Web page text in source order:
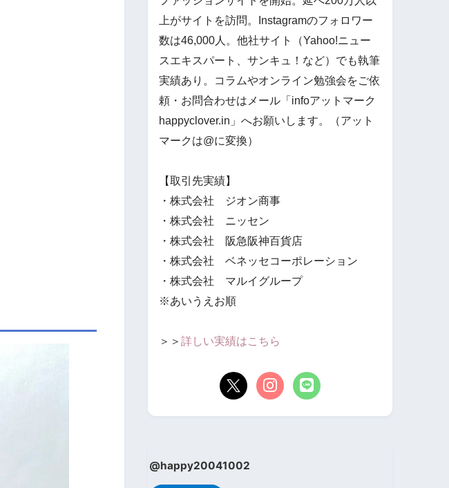
上がサイトを訪問。Instagramのフォロワー
数は46,000人。他社サイト（Yahoo!ニュー
スエキスパート、サンキュ！など）でも執筆
実績あり。コラムやオンライン勉強会をご依
頼・お問合わせはメール「infoアットマーク
happyclover.in」へお願いします。（アット
マークは@に変換）
【取引先実績】
・株式会社 ジオン商事
・株式会社 ニッセン
・株式会社 阪急阪神百貨店
・株式会社 ベネッセコーポレーション
・株式会社 マルイグループ
※あいうえお順
＞＞ 詳しい実績はこちら